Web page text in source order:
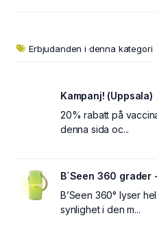
Erbjudanden i denna kategori
Kampanj! (Uppsala)
20% rabatt på
denna sida oc...
B´Seen 360
B’Seen 360° lyser
synlighet i den m...